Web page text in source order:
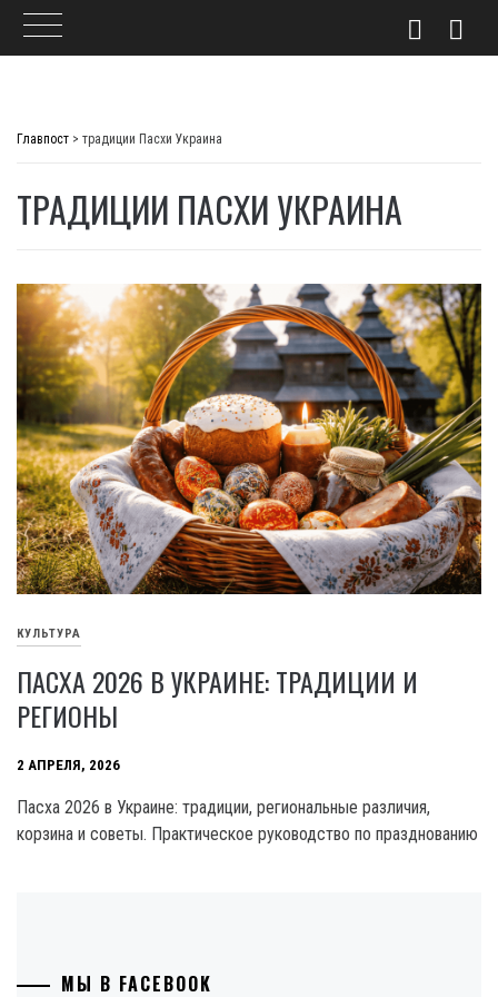
Главпост > традиции Пасхи Украина
ТРАДИЦИИ ПАСХИ УКРАИНА
КУЛЬТУРА
ПАСХА 2026 В УКРАИНЕ: ТРАДИЦИИ И
РЕГИОНЫ
2 АПРЕЛЯ, 2026
Пасха 2026 в Украине: традиции, региональные различия,
корзина и советы. Практическое руководство по празднованию
МЫ В FACEBOOK